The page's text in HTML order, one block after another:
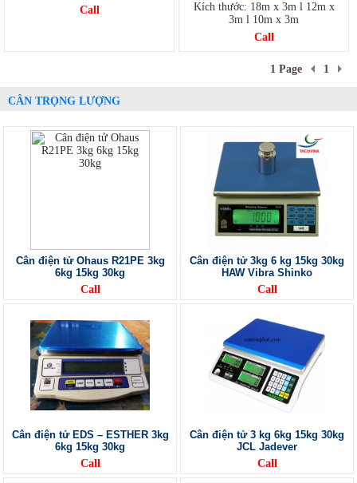
Call
Kích thước: 18m x 3m l 12m x
3m l 10m x 3m
Call
1 Page 1
CÂN TRỌNG LƯỢNG
Cân điện tử Ohaus R21PE 3kg
6kg 15kg 30kg
Call
Cân điện tử 3kg 6 kg 15kg 30kg
HAW Vibra Shinko
Call
Cân điện tử EDS – ESTHER 3kg
6kg 15kg 30kg
Call
Cân điện tử 3 kg 6kg 15kg 30kg
JCL Jadever
Call